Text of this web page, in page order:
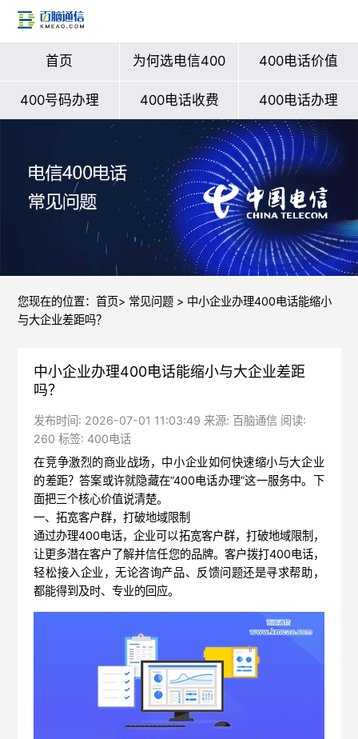
首页 为何选电信400 400电话价值
400号码办理 400电话收费 400电话办理
您现在的位置： 首页> 常见问题> 中小企业办理400电话能缩小
与大企业差距吗？
中小企业办理400电话能缩小与大企业差距
吗？
发布时间: 2026-07-01 11:03:49 来源: 百脑通信 阅读:
260 标签: 400电话
在竞争激烈的商业战场，中小企业如何快速缩小与大企业
的差距？答案或许就隐藏在“400电话办理”这一服务中。下
面把三个核心价值说清楚。
一、拓宽客户群，打破地域限制
通过办理400电话，企业可以拓宽客户群，打破地域限制，
让更多潜在客户了解并信任您的品牌。客户拨打400电话，
轻松接入企业，无论咨询产品、反馈问题还是寻求帮助，
都能得到及时、专业的回应。